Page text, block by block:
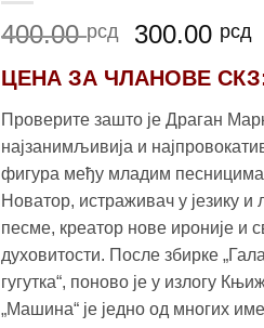
400.00рсд
је
била:
400.00
300.00 рсд
ЦЕНА ЗА ЧЛАНОВЕ СКЗ
Проверите зашто је Драган
најзанимљивија и
фигура међу младим песницима
Новатор, истраживач у језику и
песме, креатор нове ироније и
духовитости. После збирке
гугутка“, поново је у излогу
„Машина“ је једно од многих